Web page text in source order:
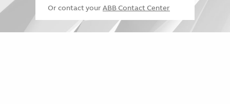
Or contact your ABB Contact Center